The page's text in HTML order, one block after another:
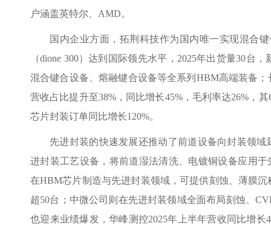
户涵盖英特尔、AMD。
国内企业方面，拓荆科技作为国内唯一实现混合
（dione 300）达到国际领先水平，2025年出货量30台
混合键合设备、熔融键合设备等全系列HBM高端装备
营收占比提升至38%，同比增长45%，毛利率达26%，
芯片封装订单同比增长120%。
先进封装的快速发展还推动了前道设备向封装领
进封装工艺设备，将前道湿法清洗、电镀铜设备应用
在HBM芯片制造与先进封装领域，可提供刻蚀、薄膜
超50台；中微公司则在先进封装领域全面布局刻蚀、
也迎来业绩爆发，华峰测控2025年上半年营收同比增长